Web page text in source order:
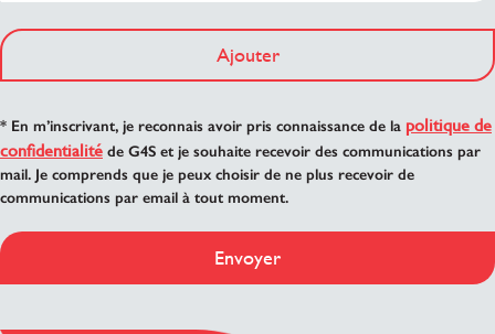
Ajouter
* En m’inscrivant, je reconnais avoir pris connaissance de la politique de
confidentialité de G4S et je souhaite recevoir des communications par
mail. Je comprends que je peux choisir de ne plus recevoir de
communications par email à tout moment.
Envoyer